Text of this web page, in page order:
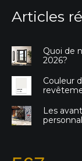
Articles
Quoi de
2026?
Couleur
Les